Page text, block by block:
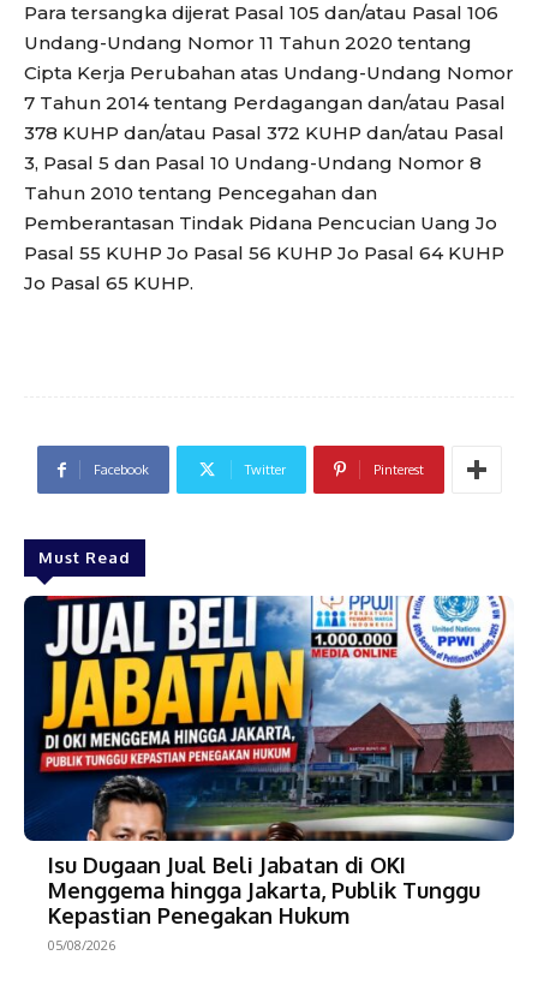
Para tersangka dijerat Pasal 105 dan/atau Pasal 106
Undang-Undang Nomor 11 Tahun 2020 tentang
Cipta Kerja Perubahan atas Undang-Undang Nomor
7 Tahun 2014 tentang Perdagangan dan/atau Pasal
378 KUHP dan/atau Pasal 372 KUHP dan/atau Pasal
3, Pasal 5 dan Pasal 10 Undang-Undang Nomor 8
Tahun 2010 tentang Pencegahan dan
Pemberantasan Tindak Pidana Pencucian Uang Jo
Pasal 55 KUHP Jo Pasal 56 KUHP Jo Pasal 64 KUHP
Jo Pasal 65 KUHP.
Facebook Twitter Pinterest
Must Read
Isu Dugaan Jual Beli Jabatan di OKI
Menggema hingga Jakarta, Publik Tunggu
Kepastian Penegakan Hukum
05/08/2026